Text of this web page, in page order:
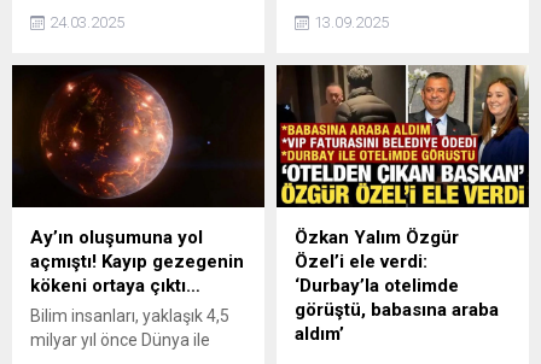
Belediye Başkanı Ekrem
İmamoğlu’nun, İBB’ye
soruşturması kapsamında
tutuklanmasına yönelik
Almanya'dan peş peşe
açıklamalar gelmeye devam
ediyor.
24.03.2025
gücü Altay Tankı'nın
Roketsan tarafından
donatıldığı belirtildi. Altay'ın
haricinde bu zırhın sadece
Alman 'Leopard' ve
Amerikan 'M1 Abraham'
tanklarında yer aldığı
kaydedildi.
13.09.2025
Ay’ın oluşumuna yol
açmıştı! Kayıp gezegenin
kökeni ortaya çıktı…
Bilim insanları, yaklaşık 4,5
milyar yıl önce Dünya ile
Özkan Yalım Özgür
Özel’i ele verdi:
‘Durbay’la otelimde
görüştü, babasına araba
aldım’